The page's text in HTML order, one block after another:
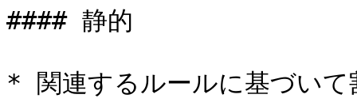
#### 静的
* 関連するルールに基づい